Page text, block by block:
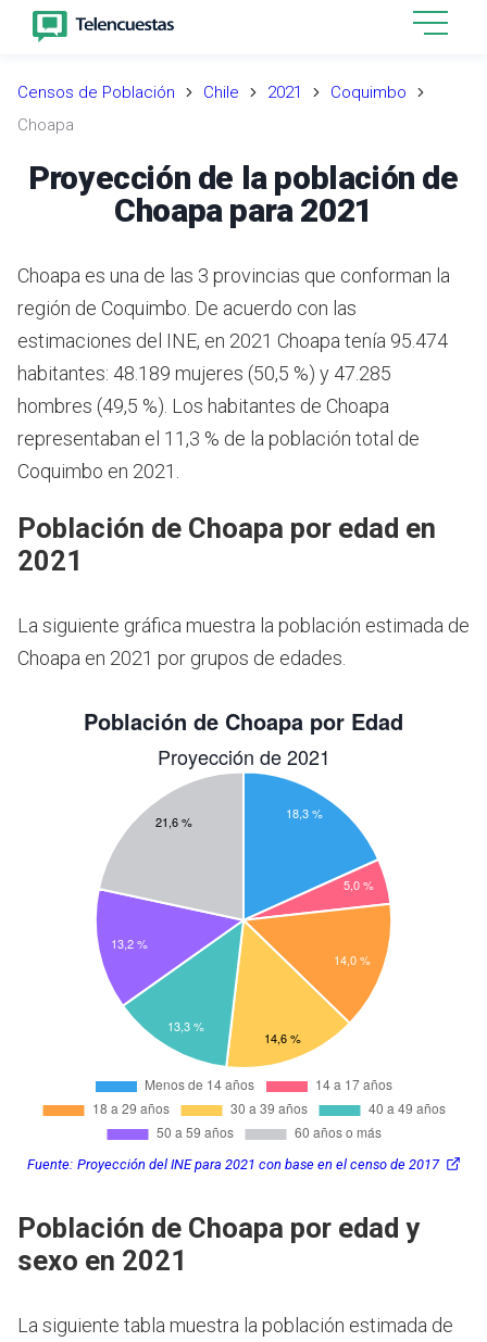
Censos de Población Chile 2021
Coquimbo
Choapa
Proyección de la población de
Choapa para 2021
Choapa es una de las 3 provincias que conforman la
región de Coquimbo. De acuerdo con las
estimaciones del INE, en 2021 Choapa tenía 95.474
habitantes: 48.189 mujeres (50,5 %) y 47.285
hombres (49,5 %). Los habitantes de Choapa
representaban el 11,3 % de la población total de
Coquimbo en 2021.
Población de Choapa por edad en
2021
La siguiente gráfica muestra la población estimada de
Choapa en 2021 por grupos de edades.
Fuente: Proyección del INE para 2021 con base en el censo de 2017
Población de Choapa por edad y
sexo en 2021
La siguiente tabla muestra la población estimada de